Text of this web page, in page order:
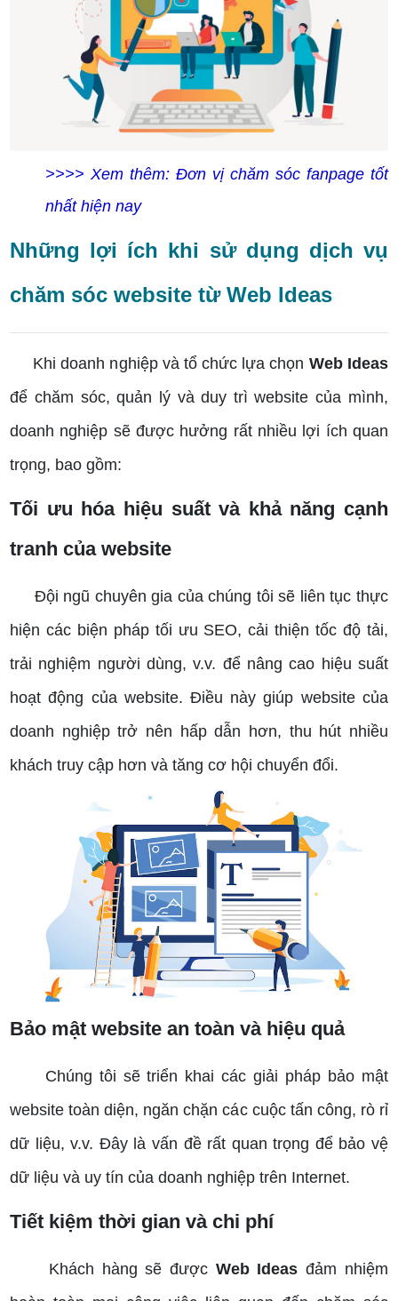
>>>> Xem thêm: Đơn vị chăm sóc fanpage tốt
nhất hiện nay
Những lợi ích khi sử dụng dịch vụ
chăm sóc website từ Web Ideas
Khi doanh nghiệp và tổ chức lựa chọn Web Ideas
để chăm sóc, quản lý và duy trì website của mình,
doanh nghiệp sẽ được hưởng rất nhiều lợi ích quan
trọng, bao gồm:
Tối ưu hóa hiệu suất và khả năng cạnh
tranh của website
Đội ngũ chuyên gia của chúng tôi sẽ liên tục thực
hiện các biện pháp tối ưu SEO, cải thiện tốc độ tải,
trải nghiệm người dùng, v.v. để nâng cao hiệu suất
hoạt động của website. Điều này giúp website của
doanh nghiệp trở nên hấp dẫn hơn, thu hút nhiều
khách truy cập hơn và tăng cơ hội chuyển đổi.
Bảo mật website an toàn và hiệu quả
Chúng tôi sẽ triển khai các giải pháp bảo mật
website toàn diện, ngăn chặn các cuộc tấn công, rò rỉ
dữ liệu, v.v. Đây là vấn đề rất quan trọng để bảo vệ
dữ liệu và uy tín của doanh nghiệp trên Internet.
Tiết kiệm thời gian và chi phí
Khách hàng sẽ được Web Ideas đảm nhiệm